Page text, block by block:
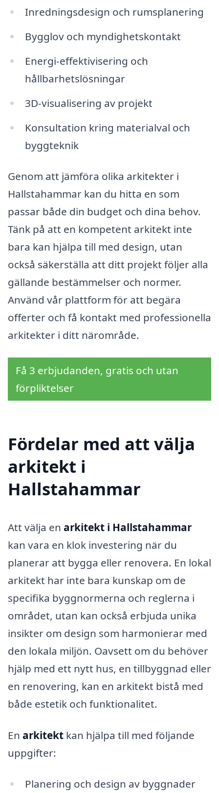
Inredningsdesign och rumsplanering
Bygglov och myndighetskontakt
Energi-effektivisering och
hållbarhetslösningar
3D-visualisering av projekt
Konsultation kring materialval och
byggteknik
Genom att jämföra olika arkitekter i
Hallstahammar kan du hitta en som
passar både din budget och dina behov.
Tänk på att en kompetent arkitekt inte
bara kan hjälpa till med design, utan
också säkerställa att ditt projekt följer alla
gällande bestämmelser och normer.
Använd vår plattform för att begära
offerter och få kontakt med professionella
arkitekter i ditt närområde.
Få 3 erbjudanden, gratis och utan
förpliktelser
Fördelar med att välja
arkitekt i
Hallstahammar
Att välja en arkitekt i Hallstahammar
kan vara en klok investering när du
planerar att bygga eller renovera. En lokal
arkitekt har inte bara kunskap om de
specifika byggnormerna och reglerna i
området, utan kan också erbjuda unika
insikter om design som harmonierar med
den lokala miljön. Oavsett om du behöver
hjälp med ett nytt hus, en tillbyggnad eller
en renovering, kan en arkitekt bistå med
både estetik och funktionalitet.
En arkitekt kan hjälpa till med följande
uppgifter:
Planering och design av byggnader